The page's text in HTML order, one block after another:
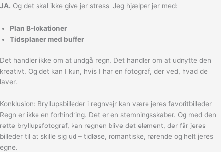
JA. Og det skal ikke give jer stress. Jeg hjælper jer med:
Plan B-lokationer
Tidsplaner med buffer
Det handler ikke om at undgå regn. Det handler om at udnytte den
kreativt. Og det kan I kun, hvis I har en fotograf, der ved, hvad de
laver.
Konklusion: Bryllupsbilleder i regnvejr kan være jeres favoritbilleder
Regn er ikke en forhindring. Det er en stemningsskaber. Og med den
rette bryllupsfotograf, kan regnen blive det element, der får jeres
billeder til at skille sig ud – tidløse, romantiske, rørende og helt jeres
egne.